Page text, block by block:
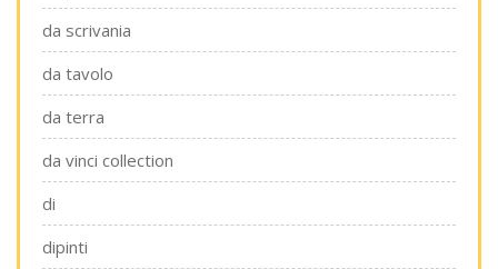
da scrivania
da tavolo
da terra
da vinci collection
di
dipinti